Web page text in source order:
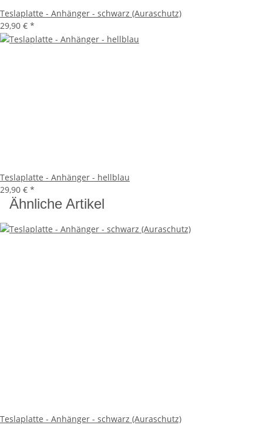
Teslaplatte - Anhänger - schwarz (Auraschutz)
29,90 € *
Teslaplatte - Anhänger - hellblau
29,90 € *
Ähnliche Artikel
Teslaplatte - Anhänger - schwarz (Auraschutz)